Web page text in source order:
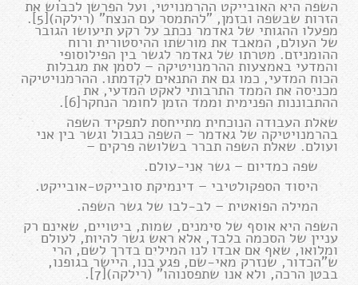
השפה היא האובייקט ההרמנויטי, ועל הפרשן לכבוש את
הזרות שבשפה ובזמן, "להתמסר עם הנצח" (רילקה)[5].
מפעלו ההגותי של גאדמר נכתב על רקע תיעושו הגובר
של העולם, המאבד את מורשתו ההיסטורית ורוח
ההומניזם. מטרתו של גאדמר לגשר בין הפילוסופי
והמדעי באמצעות ההרמנויטיקה – לסמן את מגבלות
הכוח המדעי, כמו גם את התנאים לקִדמתו. ההרמנויטיקה
מכניסה את הממד התרבותי לאקט המדעי, את
ההתבוננות הפנימית וממד הזמן לחומר הנחקר[6].
שאלת העבודה הנוכחית מתייחסת לתפקיד השפה
בהרמנויטיקה של גאדמר – השפה כגבול וגשר בין אני
ועולם. שאלת השפה תברר בשלושה פרקים –
שפה כמדיום – גשר אני-עולם.
היסוד הספקולטיבי – דינמיקת סובייקט-אובייקט.
המילה הפואטית – לב-לבו של גשר השפה.
השפה היא אוסף של סימנים, שמות, ביטויים, שאינם רק
עניין של הסכמה בלבד, אלא ראש גשר להיות, לעולם
ומלואו, שאף אם אבדו לנו המילים בדרך לשם, הרי
ש"הכדור, שנזרק מאי-שם, פגע בנו, היישר בגופנו,
בבטן הרכה, ולא אנו שתפסנוהו" (רילקה)[7].